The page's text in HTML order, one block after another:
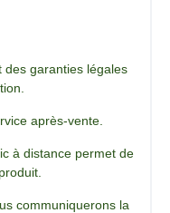
des garanties légales
après-vente.
à distance permet de
communiquerons la